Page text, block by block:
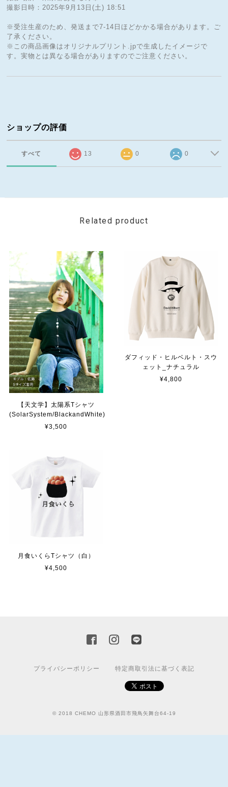
撮影日時：2025年9月13日(土) 18:51
※受注生産のため、発送まで7-14日ほどかかる場合があります。ご
了承ください。
※この商品画像はオリジナルプリント.jpで生成したイメージで
す。実物とは異なる場合がありますのでご注意ください。
ショップの評価
すべて 13 0 0
Related product
【天文学】太陽系Tシャツ
(SolarSystem/BlackandWhite)
¥3,500
ダフィッド・ヒルベルト・スウ
ェット_ナチュラル
¥4,800
月食いくらTシャツ（白）
¥4,500
プライバシーポリシー 特定商取引法に基づく表記
© 2018 CHEMO 山形県酒田市飛鳥矢舞台64-19